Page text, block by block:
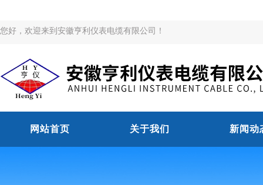
您好，欢迎来到安徽亨利仪表电缆有限公司！
网站首页 关于我们 新闻动